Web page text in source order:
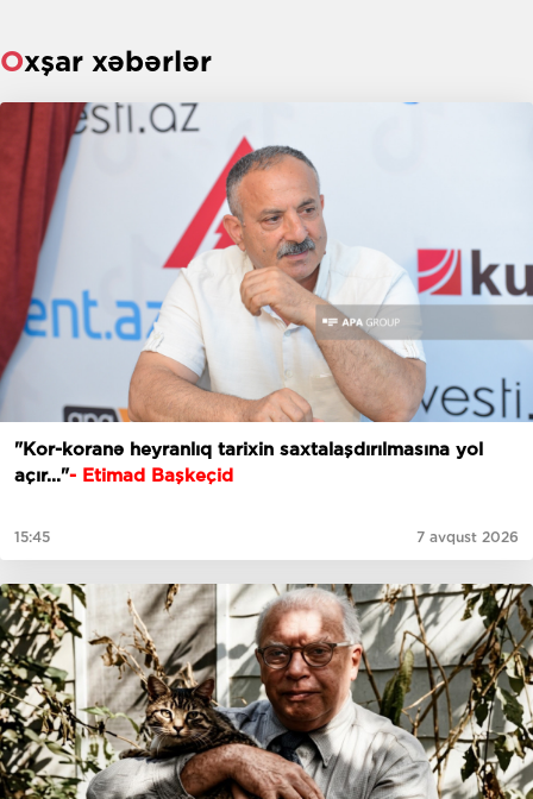
Oxşar xəbərlər
"Kor-koranə heyranlıq tarixin saxtalaşdırılmasına yol
açır..."- Etimad Başkeçid
15:45 7 avqust 2026